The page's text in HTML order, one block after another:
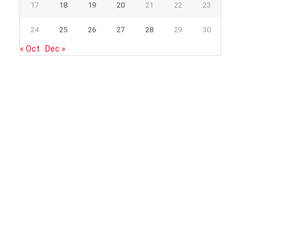
17 18 19 20 21 22 23
24 25 26 27 28 29 30
« Oct Dec »